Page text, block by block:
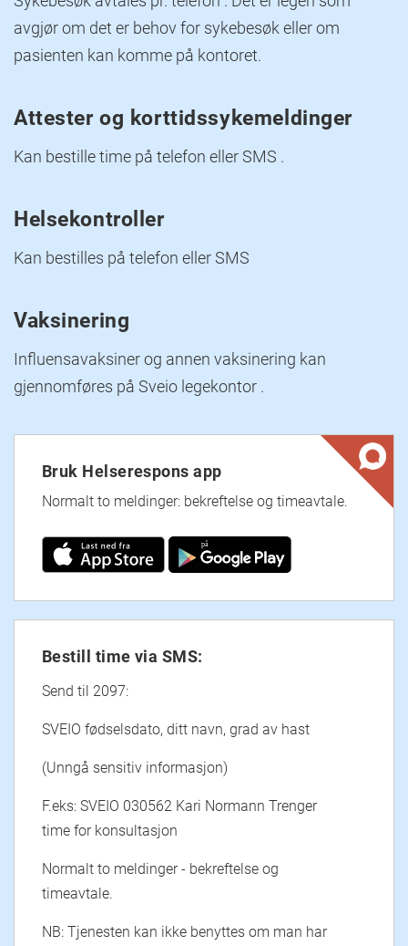
avgjør om det er behov for sykebesøk eller om
pasienten kan komme på kontoret.
Attester og korttidssykemeldinger
Kan bestille time på telefon eller SMS .
Helsekontroller
Kan bestilles på telefon eller SMS
Vaksinering
Influensavaksiner og annen vaksinering kan
gjennomføres på Sveio legekontor .
Bruk Helserespons app
Normalt to meldinger: bekreftelse og timeavtale.
Bestill time via SMS:
Send til 2097:
SVEIO fødselsdato, ditt navn, grad av hast
(Unngå sensitiv informasjon)
F.eks: SVEIO 030562 Kari Normann Trenger
time for konsultasjon
Normalt to meldinger - bekreftelse og
timeavtale.
NB: Tjenesten kan ikke benyttes om man har